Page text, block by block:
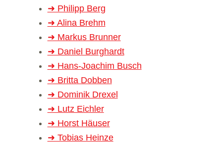
➜ Phil­ipp Berg
➜ Alina Brehm
➜ Mar­kus Brun­ner
➜ Daniel Burg­hardt
➜ Hans-Joa­­­chim Busch
➜ Britta Dob­ben
➜ Domi­nik Dre­xel
➜ Lutz Eich­ler
➜ Horst Häu­ser
➜ Tobias Heinze